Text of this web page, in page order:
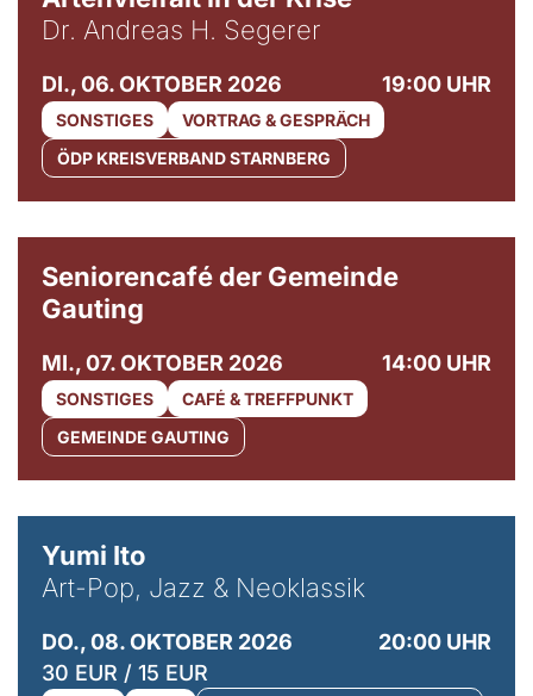
Dr. Andreas H. Segerer
DI., 06. OKTOBER 2026 19:00 UHR
SONSTIGES
VORTRAG & GESPRÄCH
ÖDP KREISVERBAND STARNBERG
Seniorencafé der Gemeinde
Gauting
MI., 07. OKTOBER 2026 14:00 UHR
SONSTIGES
CAFÉ & TREFFPUNKT
GEMEINDE GAUTING
Yumi Ito
Art-Pop, Jazz & Neoklassik
DO., 08. OKTOBER 2026
20:00 UHR
30 EUR / 15 EUR